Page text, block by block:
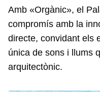
Amb «Orgànic», el
compromís amb la
directe, convidant els
única de sons i llums
arquitectònic.